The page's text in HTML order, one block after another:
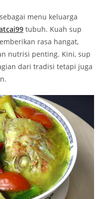
menu keluarga
tubuh. Kuah sup
rasa hangat,
nutrisi penting. Kini, sup
dari tradisi tetapi juga